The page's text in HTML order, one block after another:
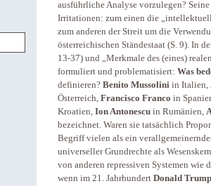
ausführliche Analyse vorzulegen?
Irritationen: zum einen die
zum anderen der Streit um die
österreichischen Ständestaat (S. 9). In
13-37) und „Merkmale des (eines)
formuliert und problematisiert: Was
definieren? Benito Mussolini in Italien,
Österreich, Francisco Franco in
Kroatien, Ion Antonescu in Rumänien,
bezeichnet. Waren sie tatsächlich
Begriff vielen als ein
universeller Grundrechte als
von anderen repressiven Systemen wie
wenn im 21. Jahrhundert Donald Trump